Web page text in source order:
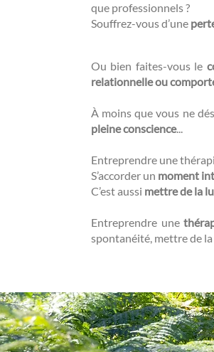
que professionnels ?
Souffrez-vous d’une
Ou bien faites-vous le
relationnelle ou
À moins que vous ne
pleine conscience...
Entreprendre une
S’accorder un moment
C’est aussi mettre de la
Entreprendre une
spontanéité, mettre de